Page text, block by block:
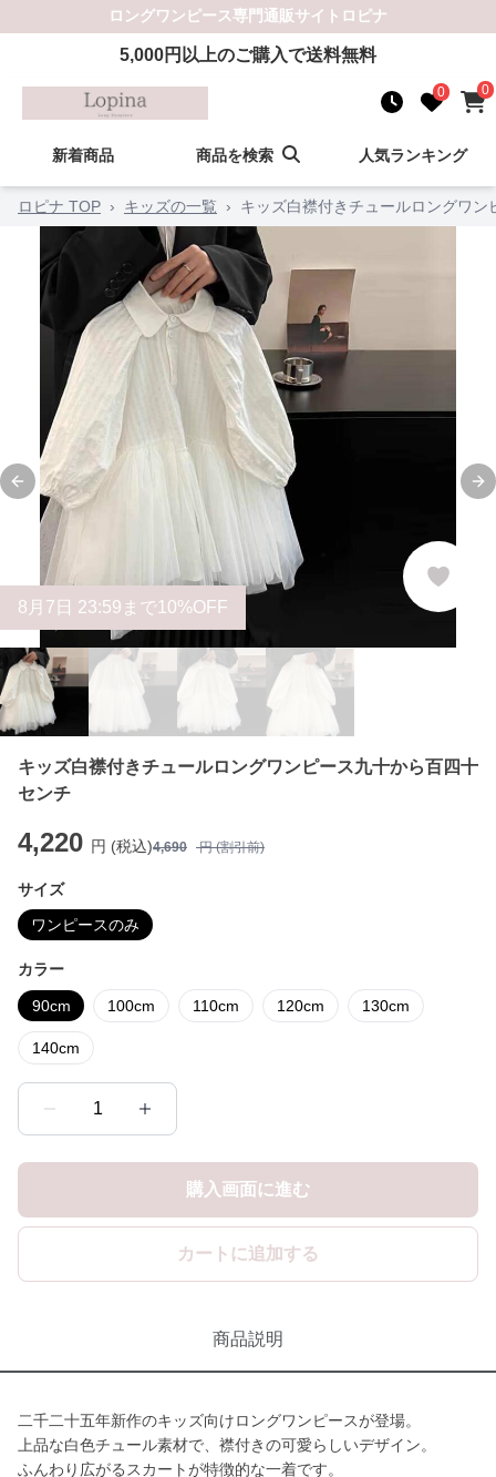
ロングワンピース専門通販サイト ロピナ
5,000円以上のご購入で送料無料
0 0
新着商品 商品を検索 人気ランキング
ロピナ TOP › キッズの一覧 › キッズ白襟付きチュールロングワ
Previous slide
8 月 7 日 23:59まで10%OFF
キッズ白襟付きチュールロングワンピース九十から百四十
センチ
4,220 円 (税込)4,690 円 (割引前)
サイズ
ワンピースのみ
カラー
90cm 100cm 110cm 120cm 130cm
140cm
1
購入画面に進む
カートに追加する
商品説明
二千二十五年新作のキッズ向けロングワンピースが登場。
上品な白色チュール素材で、襟付きの可愛らしいデザイン。
ふんわり広がるスカートが特徴的な一着です。